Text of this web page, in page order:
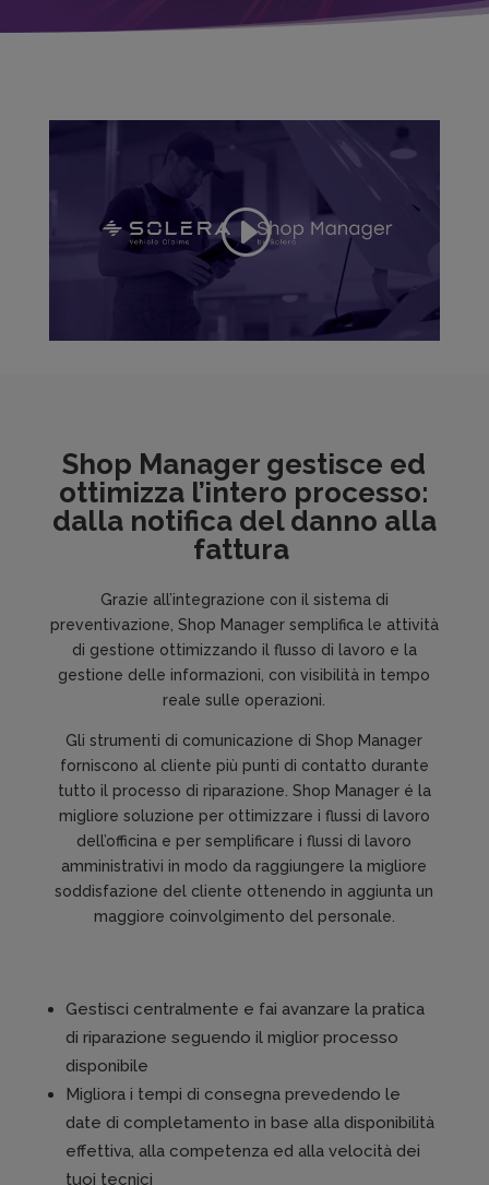
Shop Manager gestisce ed
ottimizza l’intero processo:
dalla notifica del danno alla
fattura
Grazie all’integrazione con il sistema di
preventivazione, Shop Manager semplifica le attività
di gestione ottimizzando il flusso di lavoro e la
gestione delle informazioni, con visibilità in tempo
reale sulle operazioni.
Gli strumenti di comunicazione di Shop Manager
forniscono al cliente più punti di contatto durante
tutto il processo di riparazione. Shop Manager é la
migliore soluzione per ottimizzare i flussi di lavoro
dell’officina e per semplificare i flussi di lavoro
amministrativi in modo da raggiungere la migliore
soddisfazione del cliente ottenendo in aggiunta un
maggiore coinvolgimento del personale.
Gestisci centralmente e fai avanzare la pratica
di riparazione seguendo il miglior processo
disponibile
Migliora i tempi di consegna prevedendo le
date di completamento in base alla disponibilità
effettiva, alla competenza ed alla velocità dei
tuoi tecnici